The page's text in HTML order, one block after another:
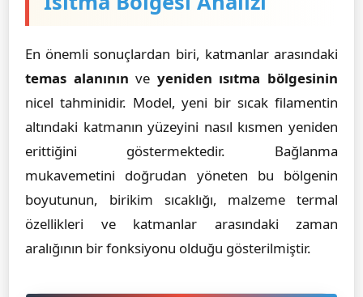
En önemli sonuçlardan biri, katmanlar arasındaki
temas alanının ve yeniden ısıtma bölgesinin
nicel tahminidir. Model, yeni bir sıcak filamentin
altındaki katmanın yüzeyini nasıl kısmen yeniden
erittiğini göstermektedir. Bağlanma
mukavemetini doğrudan yöneten bu bölgenin
boyutunun, birikim sıcaklığı, malzeme termal
özellikleri ve katmanlar arasındaki zaman
aralığının bir fonksiyonu olduğu gösterilmiştir.